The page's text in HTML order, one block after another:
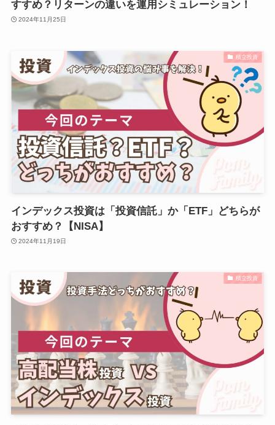
すすめ？リターンの違いを運用シミュレーション！
2024年11月25日
積立投資
インデックス投資は「投資信託」か「ETF」どちらが
おすすめ？【NISA】
2024年11月19日
積立投資